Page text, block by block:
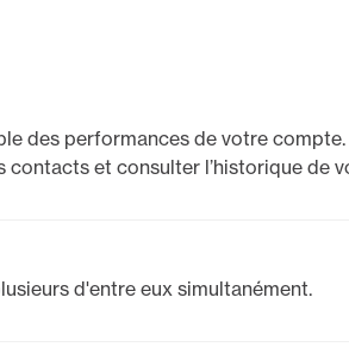
des performances de votre
contacts et consulter l’historique de
d'entre eux simultanément.